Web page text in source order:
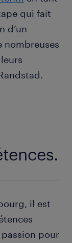
qui fait
d’un
nombreuses
il est
pour